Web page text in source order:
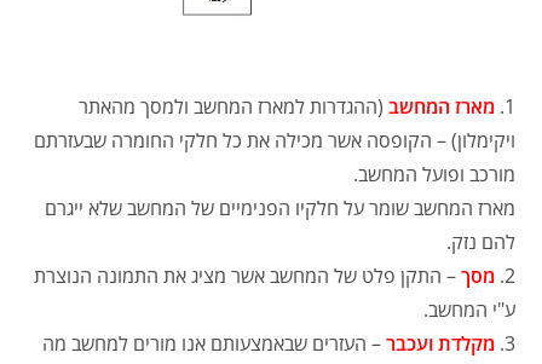
1. מארז המחשב (ההגדרות למארז המחשב ולמסך מהאתר
ויקימלון) – הקופסה אשר מכילה את כל חלקי החומרה שבעזרתם
מורכב ופועל המחשב.
מארז המחשב שומר על חלקיו הפנימיים של המחשב שלא ייגרם
להם נזק.
2. מסך – התקן פלט של המחשב אשר מציג את התמונה הנוצרת
ע"י המחשב.
3. מקלדת ועכבר– העזרים שבאמצעותם אנו מורים למחשב מה